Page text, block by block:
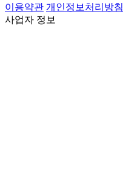
이용약관 개인정보처리방침
사업자 정보